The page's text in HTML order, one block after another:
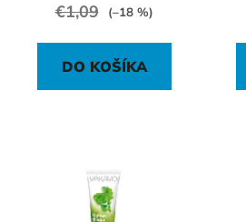
€1,09 (–18 %)
DO KOŠÍKA